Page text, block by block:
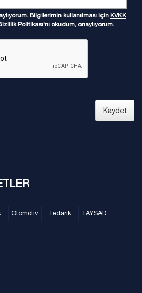
Bilgilerimin kullanılması için KVKK
Politikası'nı okudum, onaylıyorum.
Kaydet
Otomotiv Tedarik TAYSAD